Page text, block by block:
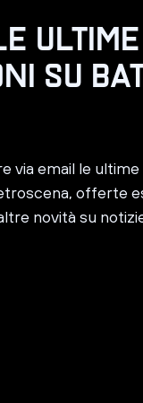
via email le
offerte
novità su